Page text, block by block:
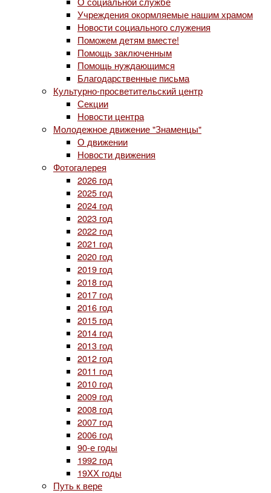
Учреждения окормляемые нашим храмом
Новости социального служения
Поможем детям вместе!
Помощь заключенным
Помощь нуждающимся
Благодарственные письма
Культурно-просветительский центр
Секции
Новости центра
Молодежное движение "Знаменцы"
О движении
Новости движения
Фотогалерея
2026 год
2025 год
2024 год
2023 год
2022 год
2021 год
2020 год
2019 год
2018 год
2017 год
2016 год
2015 год
2014 год
2013 год
2012 год
2011 год
2010 год
2009 год
2008 год
2007 год
2006 год
90-е годы
1992 год
19ХХ годы
Путь к вере